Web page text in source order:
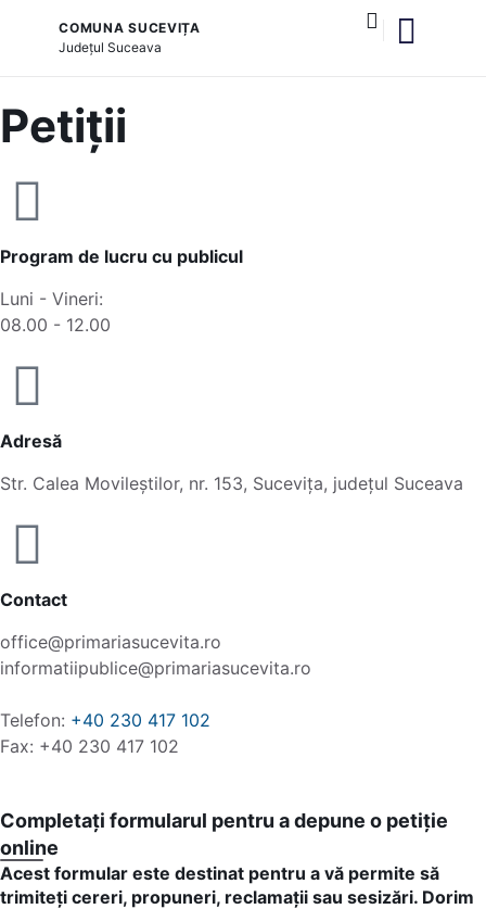
COMUNA SUCEVIȚA
JudețulSuceava
Petiții
Program de lucru cu publicul
Luni - Vineri:
08.00 - 12.00
Adresă
Str. Calea Movileștilor, nr. 153, Sucevița, județul Suceava
Contact
office@primariasucevita.ro
informatiipublice@primariasucevita.ro
Telefon: +40 230 417 102
Fax: +40 230 417 102
Completați formularul pentru a depune o petiție
online
Acest formular este destinat pentru a vă permite să
trimiteți cereri, propuneri, reclamații sau sesizări. Dorim